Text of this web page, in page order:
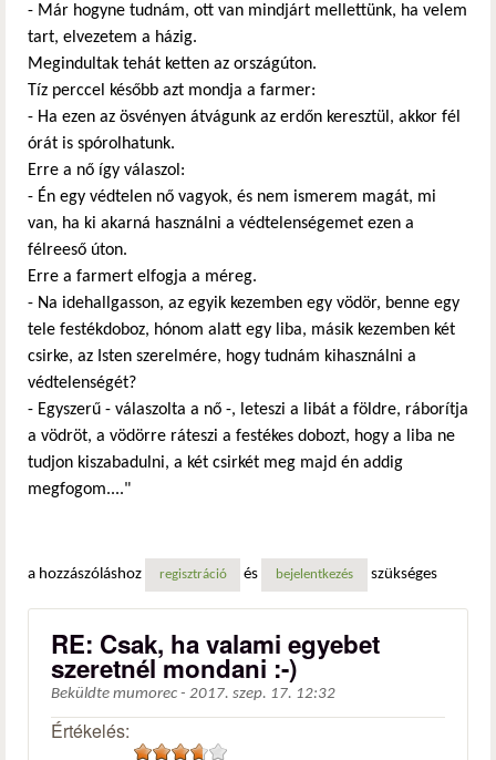
- Már hogyne tudnám, ott van mindjárt mellettünk, ha velem
tart, elvezetem a házig.
Megindultak tehát ketten az országúton.
Tíz perccel később azt mondja a farmer:
- Ha ezen az ösvényen átvágunk az erdőn keresztül, akkor fél
órát is spórolhatunk.
Erre a nő így válaszol:
- Én egy védtelen nő vagyok, és nem ismerem magát, mi
van, ha ki akarná használni a védtelenségemet ezen a
félreeső úton.
Erre a farmert elfogja a méreg.
- Na idehallgasson, az egyik kezemben egy vödör, benne egy
tele festékdoboz, hónom alatt egy liba, másik kezemben két
csirke, az Isten szerelmére, hogy tudnám kihasználni a
védtelenségét?
- Egyszerű - válaszolta a nő -, leteszi a libát a földre, ráborítja
a vödröt, a vödörre ráteszi a festékes dobozt, hogy a liba ne
tudjon kiszabadulni, a két csirkét meg majd én addig
megfogom...."
a hozzászóláshoz regisztráció és bejelentkezés szükséges
RE: Csak, ha valami egyebet
szeretnél mondani :-)
Beküldte mumorec - 2017. szep. 17. 12:32
Értékelés: